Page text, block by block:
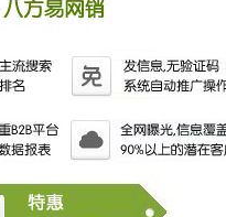
，这是开发利用太阳能面临的